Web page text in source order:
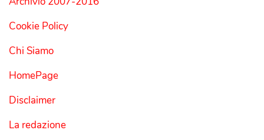
Cookie Policy
Chi Siamo
HomePage
Disclaimer
La redazione